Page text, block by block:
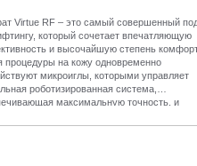
Virtue RF – это самый совершенный
который сочетает впечатляющую
и высочайшую степень
процедуры на кожу одновременно
микроиглы, которыми управляет
роботизированная система,
максимальную точность, и
устойчивый результат. А в